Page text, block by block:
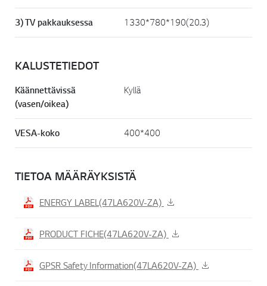
3) TV pakkauksessa 1330*780*190(20.3)
KALUSTETIEDOT
Käännettävissä
(vasen/oikea)
Kyllä
VESA-koko 400*400
TIETOA MÄÄRÄYKSISTÄ
ENERGY LABEL(47LA620V-ZA)
PRODUCT FICHE(47LA620V-ZA)
GPSR Safety Information(47LA620V-ZA)